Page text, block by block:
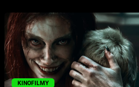
KINOFILMY